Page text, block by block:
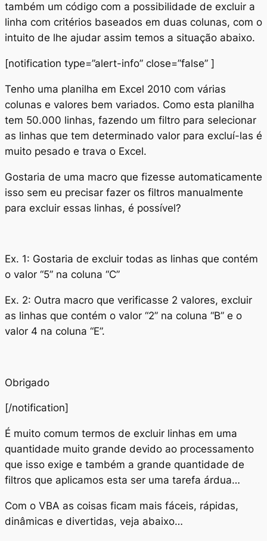
também um código com a possibilidade de excluir a
linha com critérios baseados em duas colunas, com o
intuito de lhe ajudar assim temos a situação abaixo.
[notification type=”alert-info” close=”false” ]
Tenho uma planilha em Excel 2010 com várias
colunas e valores bem variados. Como esta planilha
tem 50.000 linhas, fazendo um filtro para selecionar
as linhas que tem determinado valor para excluí-las é
muito pesado e trava o Excel.
Gostaria de uma macro que fizesse automaticamente
isso sem eu precisar fazer os filtros manualmente
para excluir essas linhas, é possível?
Ex. 1: Gostaria de excluir todas as linhas que contém
o valor “5” na coluna “C”
Ex. 2: Outra macro que verificasse 2 valores, excluir
as linhas que contém o valor “2” na coluna “B” e o
valor 4 na coluna “E”.
Obrigado
[/notification]
É muito comum termos de excluir linhas em uma
quantidade muito grande devido ao processamento
que isso exige e também a grande quantidade de
filtros que aplicamos esta ser uma tarefa árdua…
Com o VBA as coisas ficam mais fáceis, rápidas,
dinâmicas e divertidas, veja abaixo…